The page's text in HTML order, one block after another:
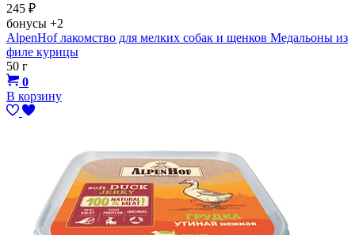
245 ₽
бонусы +2
AlpenHof лакомство для мелких собак и щенков Медальоны из
филе курицы
50 г
0
В корзину